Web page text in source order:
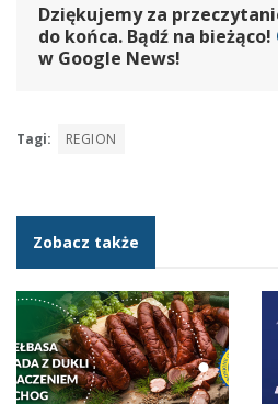
Dziękujemy za
do końca. Bądź na bieżąco!
w Google News!
Tagi: REGION
Zobacz także